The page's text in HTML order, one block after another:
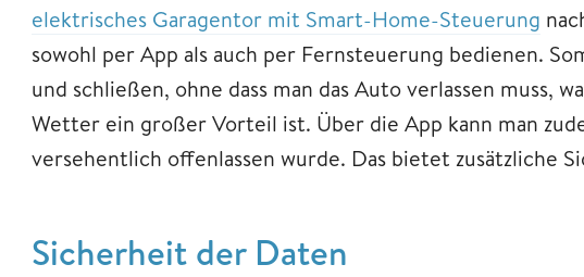
elektrisches Garagentor mit Smart-Home-Steuerung
sowohl per App als auch per Fernsteuerung bedienen.
und schließen, ohne dass man das Auto verlassen muss,
Wetter ein großer Vorteil ist. Über die App kann man
versehentlich offenlassen wurde. Das bietet zusätzliche
Sicherheit der Daten